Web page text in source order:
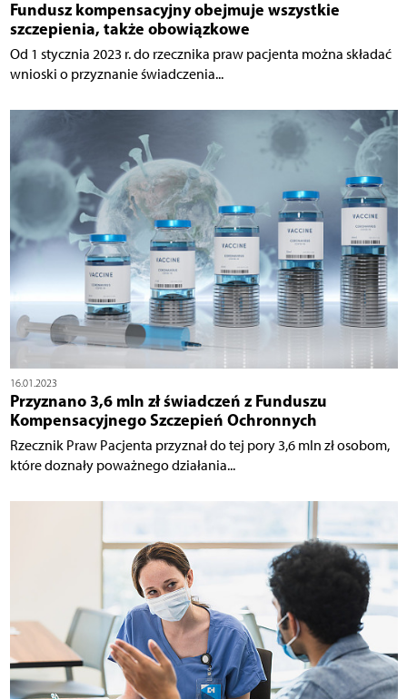
Fundusz kompensacyjny obejmuje wszystkie
szczepienia, także obowiązkowe
Od 1 stycznia 2023 r. do rzecznika praw pacjenta można składać
wnioski o przyznanie świadczenia...
16.01.2023
Przyznano 3,6 mln zł świadczeń z Funduszu
Kompensacyjnego Szczepień Ochronnych
Rzecznik Praw Pacjenta przyznał do tej pory 3,6 mln zł osobom,
które doznały poważnego działania...